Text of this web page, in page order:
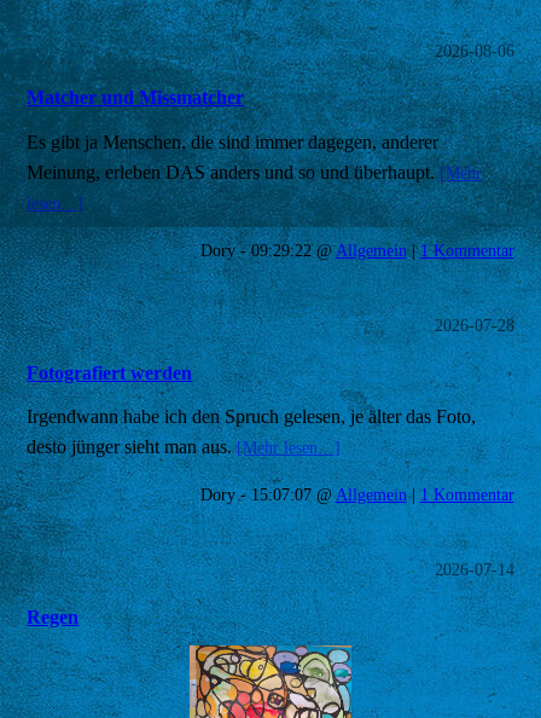
2026-08-06
Matcher und Missmatcher
Es gibt ja Menschen, die sind immer dagegen, anderer
Meinung, erleben DAS anders und so und überhaupt.[Mehr
lesen…]
Dory - 09:29:22 @Allgemein |1 Kommentar
2026-07-28
Fotografiert werden
Irgendwann habe ich den Spruch gelesen, je älter das Foto,
desto jünger sieht man aus.[Mehr lesen…]
Dory - 15:07:07 @Allgemein| 1 Kommentar
2026-07-14
Regen